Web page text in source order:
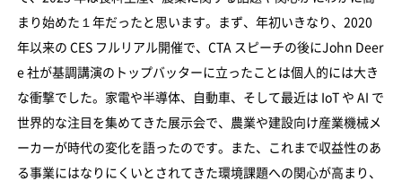
まり始めた１年だったと思います。まず、年初いきなり、2020
年以来の CES フルリアル開催で、CTA スピーチの後にJohn Deer
e 社が基調講演のトップバッターに立ったことは個人的には大き
な衝撃でした。家電や半導体、自動車、そして最近は IoT や AI で
世界的な注目を集めてきた展示会で、農業や建設向け産業機械メ
ーカーが時代の変化を語ったのです。また、これまで収益性のあ
る事業にはなりにくいとされてきた環境課題への関心が高まり、